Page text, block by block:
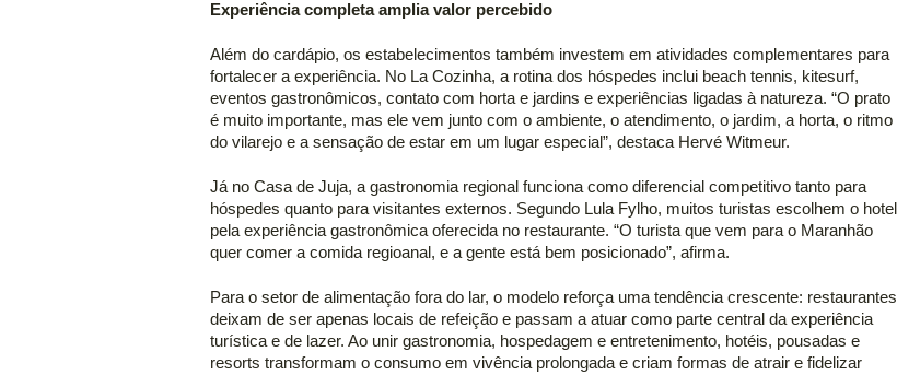
Experiência completa amplia valor percebido
Além do cardápio, os estabelecimentos também investem em atividades complementares para
fortalecer a experiência. No La Cozinha, a rotina dos hóspedes inclui beach tennis, kitesurf,
eventos gastronômicos, contato com horta e jardins e experiências ligadas à natureza. “O prato
é muito importante, mas ele vem junto com o ambiente, o atendimento, o jardim, a horta, o ritmo
do vilarejo e a sensação de estar em um lugar especial”, destaca Hervé Witmeur.
Já no Casa de Juja, a gastronomia regional funciona como diferencial competitivo tanto para
hóspedes quanto para visitantes externos. Segundo Lula Fylho, muitos turistas escolhem o hotel
pela experiência gastronômica oferecida no restaurante. “O turista que vem para o Maranhão
quer comer a comida regioanal, e a gente está bem posicionado”, afirma.
Para o setor de alimentação fora do lar, o modelo reforça uma tendência crescente: restaurantes
deixam de ser apenas locais de refeição e passam a atuar como parte central da experiência
turística e de lazer. Ao unir gastronomia, hospedagem e entretenimento, hotéis, pousadas e
resorts transformam o consumo em vivência prolongada e criam formas de atrair e fidelizar